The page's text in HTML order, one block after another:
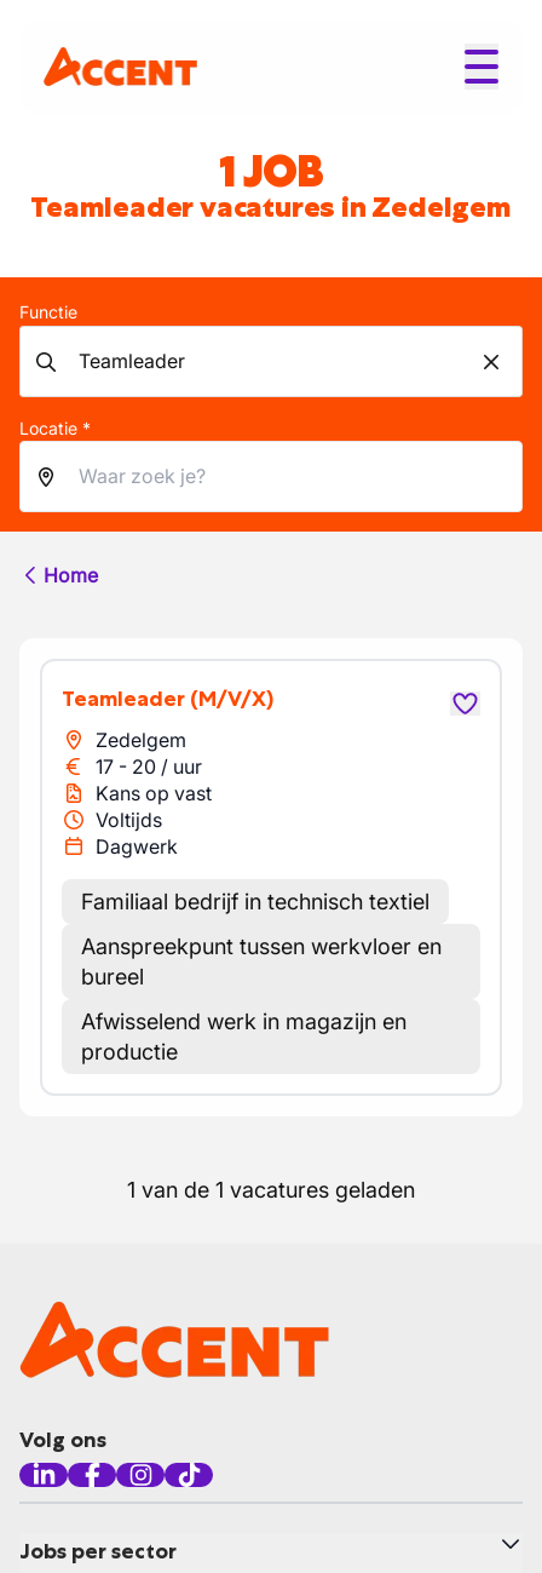
1 JOB
Teamleader vacatures in Zedelgem
Functie
Locatie *
Home
Teamleader (M/V/X)
Zedelgem
17 - 20 / uur
Kans op vast
Voltijds
Dagwerk
Familiaal bedrijf in technisch textiel
Aanspreekpunt tussen werkvloer en
bureel
Afwisselend werk in magazijn en
productie
1 van de 1 vacatures geladen
Volg ons
Jobs per sector